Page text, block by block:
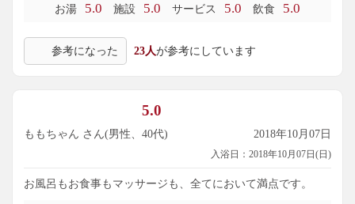
お湯 5.0 施設 5.0 サービス 5.0 飲食 5.0
参考になった 23人が参考にしています
5.0
ももちゃん さん(男性、40代) 2018年10月07日
入浴日：2018年10月07日(日)
お風呂もお食事もマッサージも、全てにおいて満点です。